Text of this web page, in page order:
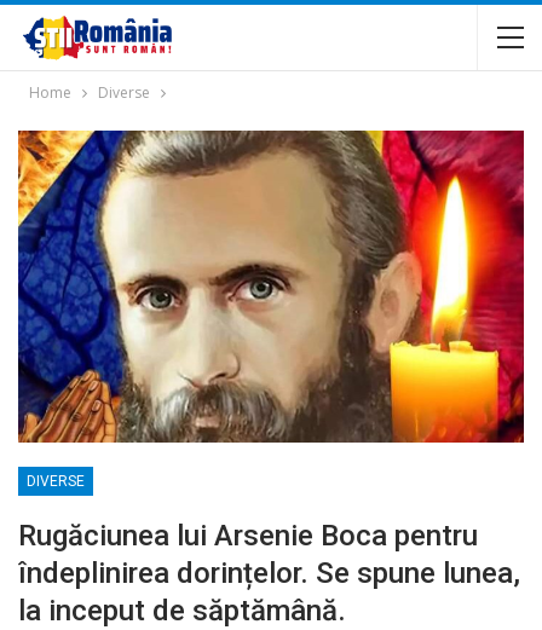
Home Diverse
DIVERSE
Rugăciunea lui Arsenie Boca pentru
îndeplinirea dorințelor. Se spune lunea,
la inceput de săptămână.